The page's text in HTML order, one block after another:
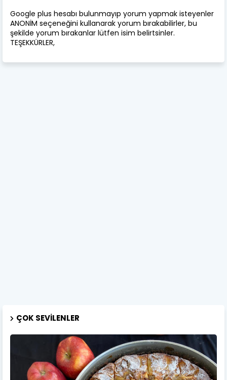
Google plus hesabı bulunmayıp yorum yapmak isteyenler
ANONİM seçeneğini kullanarak yorum bırakabilirler, bu
şekilde yorum bırakanlar lütfen isim belirtsinler.
TEŞEKKÜRLER,
ÇOK SEVILENLER